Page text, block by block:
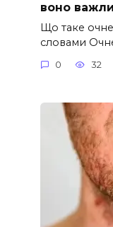
воно
Що таке
словами
0 32